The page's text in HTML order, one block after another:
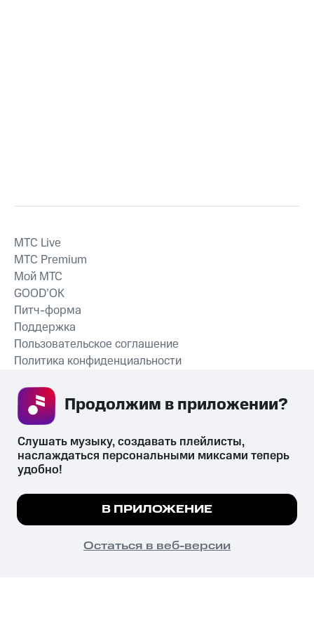
СКАЧАТЬ ПРИЛОЖЕНИЕ
MTС Live
MTС Premium
Мой МТС
GOOD’OK
Питч-форма
Поддержка
Пользовательское соглашение
Политика конфиденциальности
психотропных веществ, их аналогов причиняет вред здоровью,
их незаконный оборот запрещён и влечёт установленную
законодательством ответственность.
© 2026 ООО «КИОН».
Все права защищены
Мы используем куки, чтобы на сайте все
Подробнее
ПОНЯТНО
Слушать музыку, создавать плейлисты,
наслаждаться персональными миксами теперь
удобно!
В ПРИЛОЖЕНИЕ
Остаться в веб-версии